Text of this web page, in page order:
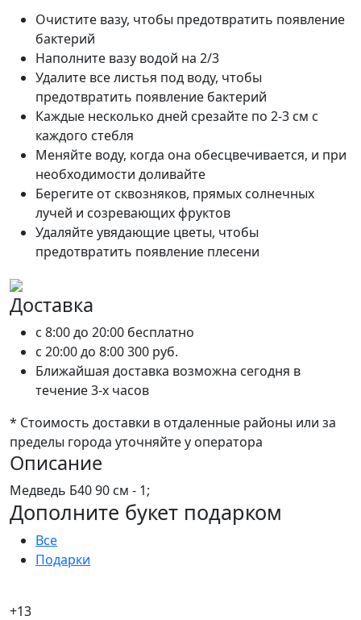
Очистите вазу, чтобы предотвратить появление
бактерий
Наполните вазу водой на 2/3
Удалите все листья под воду, чтобы
предотвратить появление бактерий
Каждые несколько дней срезайте по 2-3 см с
каждого стебля
Меняйте воду, когда она обесцвечивается, и при
необходимости доливайте
Берегите от сквозняков, прямых солнечных
лучей и созревающих фруктов
Удаляйте увядающие цветы, чтобы
предотвратить появление плесени
Доставка
c 8:00 до 20:00 бесплатно
c 20:00 до 8:00300 руб.
Ближайшая доставка возможна сегодня в
течение 3-х часов
* Стоимость доставки в отдаленные районы или за
пределы города уточняйте у оператора
Описание
Медведь Б40 90 см - 1;
Дополните букет подарком
Все
Подарки
+13